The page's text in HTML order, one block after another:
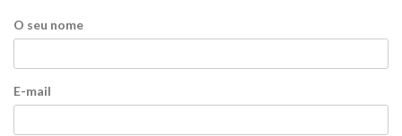
O seu nome
E-mail